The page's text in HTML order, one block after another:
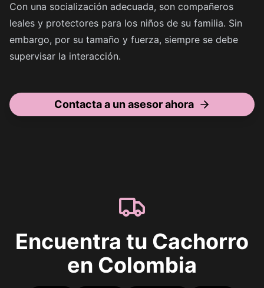
Con una socialización adecuada, son compañeros
leales y protectores para los niños de su familia. Sin
embargo, por su tamaño y fuerza, siempre se debe
supervisar la interacción.
Contacta a un asesor ahora
Encuentra tu Cachorro
en Colombia